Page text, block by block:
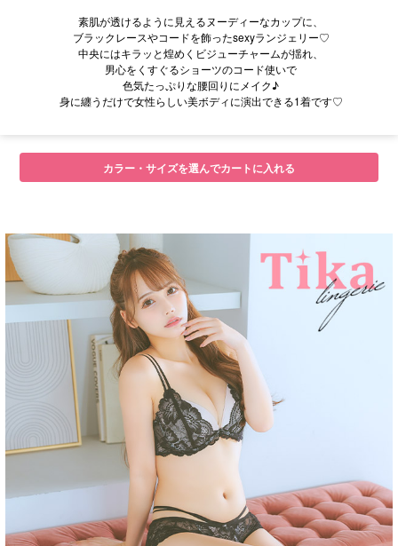
素肌が透けるように見えるヌーディーなカップに、
ブラックレースやコードを飾ったsexyランジェリー♡
中央にはキラッと煌めくビジューチャームが揺れ、
男心をくすぐるショーツのコード使いで
色気たっぷりな腰回りにメイク♪
身に纏うだけで女性らしい美ボディに演出できる1着です♡
■注意事項
カラー・サイズを選んでカートに入れる